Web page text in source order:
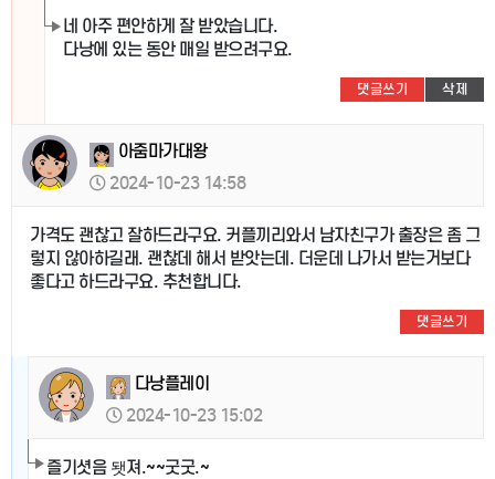
네 아주 편안하게 잘 받았습니다.
다낭에 있는 동안 매일 받으려구요.
댓글쓰기 삭제
아줌마가대왕
2024-10-23 14:58
가격도 괜찮고 잘하드라구요. 커플끼리와서 남자친구가 출장은 좀 그
렇지 않아하길래. 괜찮데 해서 받앗는데. 더운데 나가서 받는거보다
좋다고 하드라구요. 추천합니다.
댓글쓰기
다낭플레이
2024-10-23 15:02
즐기셧음 됏져.~~굿굿.~